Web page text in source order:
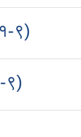
९)
९)